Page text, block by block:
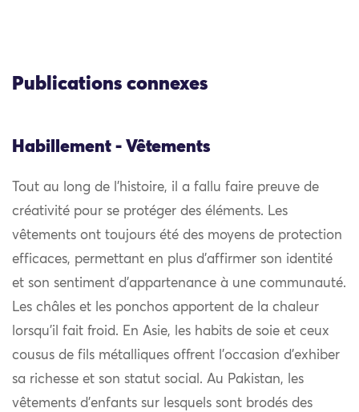
Publications connexes
Habillement - Vêtements
Tout au long de l’histoire, il a fallu faire preuve de
créativité pour se protéger des éléments. Les
vêtements ont toujours été des moyens de protection
efficaces, permettant en plus d’affirmer son identité
et son sentiment d’appartenance à une communauté.
Les châles et les ponchos apportent de la chaleur
lorsqu’il fait froid. En Asie, les habits de soie et ceux
cousus de fils métalliques offrent l’occasion d’exhiber
sa richesse et son statut social. Au Pakistan, les
vêtements d’enfants sur lesquels sont brodés des